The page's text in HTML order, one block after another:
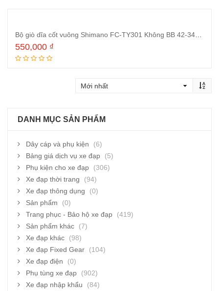
550,000 ₫
DANH MỤC SẢN PHẨM
Dây cáp và phụ kiện
(6)
Bảng giá dịch vụ xe đạp
(5)
Phụ kiện cho xe đạp
(306)
Xe đạp thời trang
(94)
Xe đạp thông dụng
(0)
Sản phẩm
(0)
Trang phục - Bảo hộ xe đạp
(419)
Sản phẩm khác
(7)
Xe đạp khác
(98)
Xe đạp Fixed Gear
(104)
Xe đạp điện
(0)
Phụ tùng xe đạp
(902)
Xe đạp nhập khẩu
(84)